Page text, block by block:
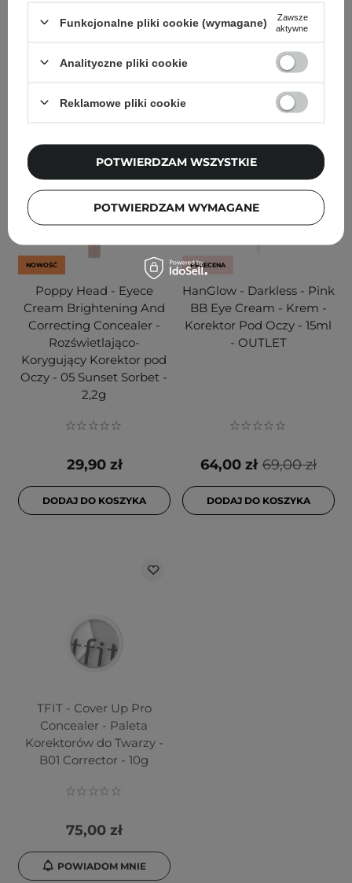
29,90 zł
NOWOŚĆ
Poppy Head - Eyece
Cream Brightening And
Correcting Concealer -
Rozświetlająco-
Korygujący Korektor pod
Oczy - 05 Sunset Sorbet -
2,2g
29,90 zł
DODAJ DO KOSZYKA
PRZECENA
HanGlow - Darkless - Pink
BB Eye Cream - Krem -
Korektor Pod Oczy - 15ml
- OUTLET
69,00 zł
64,00 zł
DODAJ DO KOSZYKA
TFIT - Cover Up Pro
Concealer - Paleta
Korektorów do Twarzy -
B01 Corrector - 10g
75,00 zł
POWIADOM MNIE
Funkcjonalne pliki cookie (wymagane)
Zawsze
aktywne
Analityczne pliki cookie
Reklamowe pliki cookie
POTWIERDZAM WYMAGANE
POTWIERDZAM WSZYSTKIE